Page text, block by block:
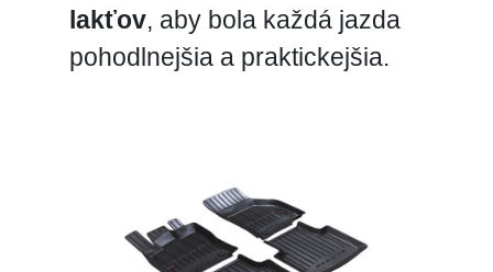
lakťov, aby bola každá jazda
pohodlnejšia a praktickejšia.